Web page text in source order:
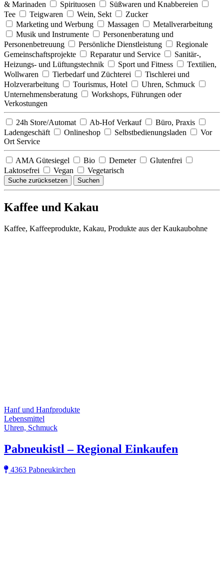
& Marinaden
Spirituosen
Süßwaren und Knabbereien
Tee
Teigwaren Wein, Sekt
Zucker
Marketing und Werbung
Massagen
Metallverarbeitung
Musik und Instrumente
Personenberatung und
Personenbetreuung
Persönliche Dienstleistung
Regionale
Gemeinschaftsprojekte
Reparatur und Service
Sanitär-,
Heizungs- und Lüftungstechnik
Sport und Fitness
Textilien,
Wollwaren
Tierbedarf und Züchterei
Tischlerei und
Holzverarbeitung
Tourismus, Hotel
Uhren, Schmuck
Unternehmensberatung
Workshops, Führungen oder
Verkostungen
24h Store/Automat Ab-Hof Verkauf
Büro, Praxis
Ladengeschäft
Onlineshop Selbstbedienungsladen
Vor
Ort Service
AMA Gütesiegel Bio Demeter
Glutenfrei
Laktosefrei
Vegan Vegetarisch
Suche zurücksetzen Suchen
Kaffee und Kakau
Kaffee, Kaffeeprodukte, Kakau, Produkte aus der Kaukaubohne
Hanf und Hanfprodukte
Lebensmittel
Uhren, Schmuck
Pabneukistl – Regional Einkaufen
4363 Pabneukirchen